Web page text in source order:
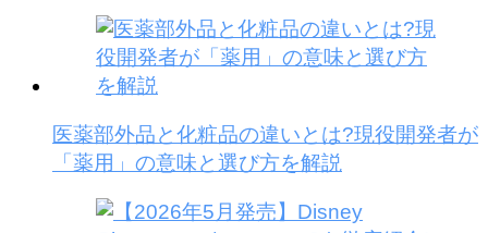
医薬部外品と化粧品の違いとは?現役開発者が
「薬用」の意味と選び方を解説